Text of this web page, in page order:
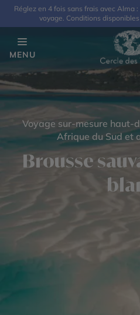
Réglez en 4 fois sans frais avec Alma
voyage. Conditions
MENU
Voyage sur-mesure haut-
Afrique du Sud et
Brousse